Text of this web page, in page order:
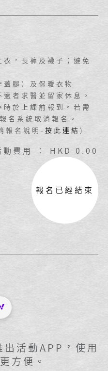
，長褲及襪子；避免
腿）及保暖衣物
者求醫並留家休息。
於上課前報到。若需
名系統取消報名。
名說明-按此連結 )
動費用 ： HKD 0.00
報名已經結束
活動APP，使用
方便。